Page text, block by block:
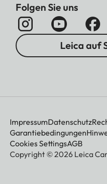
Folgen Sie uns
Leica auf
ImpressumDatenschutz
Garantiebedingungen
Cookies SettingsAGB
Copyright © 2026 Leica